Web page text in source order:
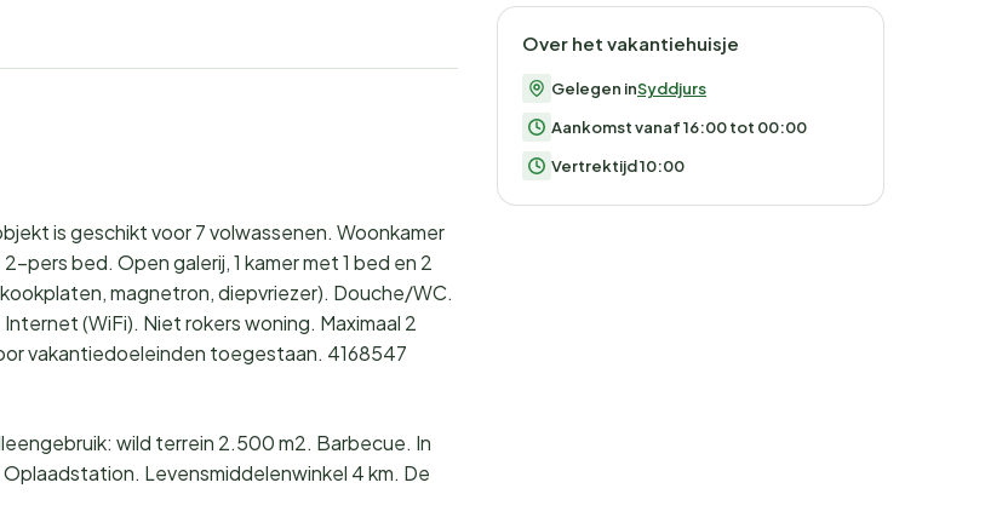
is geschikt voor 7 volwassenen. Woonkamer
pers bed. Open galerij, 1 kamer met 1 bed en 2
magnetron, diepvriezer). Douche/WC.
(WiFi). Niet rokers woning. Maximaal 2
vakantiedoeleinden toegestaan. 4168547
wild terrein 2.500 m2. Barbecue. In
Levensmiddelenwinkel 4 km. De
Over het vakantiehuisje
Gelegen inSyddjurs
Aankomst vanaf 16:00 tot 00:00
Vertrektijd 10:00